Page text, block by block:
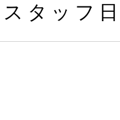
タッフ